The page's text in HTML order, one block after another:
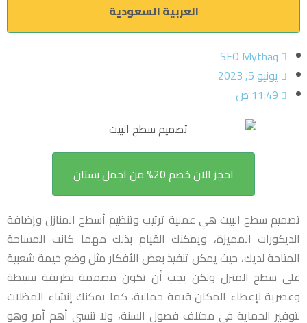
العربية السعودية
SEO Mythaq
يونيو 5, 2023
11:49 ص
احجز الآن خصم 20% من اجمل بستان
تصميم سطح البيت هي عملية ترتيب وتنظيم أسطح المنازل وإضافة
الديكورات المميزة، ويمكنك القيام بذلك مهما كانت المساحة
المتاحة لديك، حيث يمكن تنفيذ بعض الأفكار مثل وضع خيمة شعبية
على سطح المنزل ولكن يجب أن تكون مصممة بطريقة بسيطة
وعصرية لإعطاء المكان قيمة جمالية، كما يمكنك إنشاء المظلات
لتوفير الحماية في مختلف فصول السنة، ولا تنسي أهم أمر وهو